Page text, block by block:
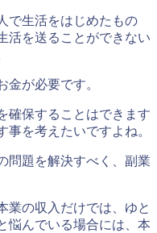
で生活をはじめたもの
活を送ることができない
が必要です。
確保することはできます
を考えたいですよね。
問題を解決すべく、副業
業の収入だけでは、ゆと
悩んでいる場合には、本